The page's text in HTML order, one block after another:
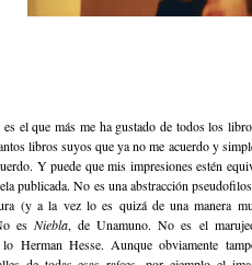
es el que más me ha gustado de todos los
libros suyos que ya no me acuerdo y
Y puede que mis impresiones estén
publicada. No es una abstracción
(y a la vez lo es quizá de una manera
esNiebla, de Unamuno. No es el
Herman Hesse. Aunque obviamente